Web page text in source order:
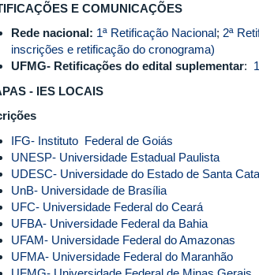
E COMUNICAÇÕES
Rede nacional: 1ª Retificação Nacional; 2ª
inscrições e retificação do cronograma)
UFMG- Retificações do edital suplementar:
- IES LOCAIS
IFG- Instituto Federal de Goiás
UNESP- Universidade Estadual Paulista
UDESC- Universidade do Estado de Santa
UnB- Universidade de Brasília
UFC- Universidade Federal do Ceará
UFBA- Universidade Federal da Bahia
UFAM- Universidade Federal do Amazonas
UFMA- Universidade Federal do Maranhão